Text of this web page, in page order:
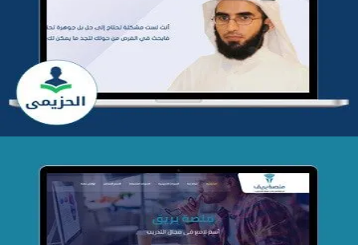
تطوير موقع المدرب ياسر الحزيمي
التفاصيل
تصميم منصة بريق